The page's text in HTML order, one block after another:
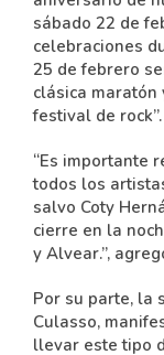
sábado 22 de
celebraciones
25 de febrero
clásica maratón
festival de rock”.
“Es importante
todos los
salvo Coty
cierre en la
y Alvear.”,
Por su parte, la
Culasso,
llevar este tipo